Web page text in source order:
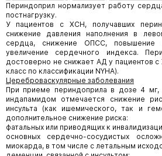
Периндоприл нормализует работу
постнагрузку.
У пациентов с ХСН, получавших
снижение давления наполнения в
сердца, снижение ОПСС, повышение
увеличение сердечного индекса.
достоверно не снижает АД у пациентов
класс по классификации NYHA).
Цереброваскулярные заболевания
При приеме периндоприла в дозе 4
индапамидом отмечается снижение
инсульта (как ишемического, так и
дополнительное снижение риска:
фатальных или приводящих к
основных сердечно-сосудистых
миокарда, в том числе с летальным